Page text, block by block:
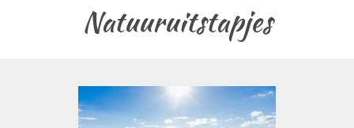
Natuuruitstapjes